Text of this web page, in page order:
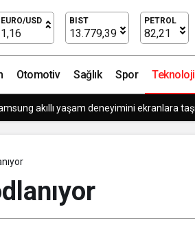
EURO/USD
1,16
BIST
13.779,39
PETROL
82,21
Otomotiv Sağlık Spor Teknoloji
Pazarda Oyuncularla Buluştu!